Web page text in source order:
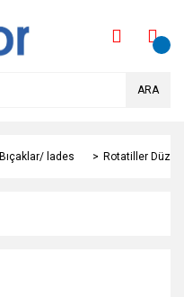
ARA
Bıçaklar/ lades Rotatiller Düz